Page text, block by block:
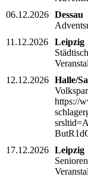
06.12.2026 Dessau
11.12.2026
Leipzig
12.12.2026 Halle/
https://
17.12.2026 Leipzig